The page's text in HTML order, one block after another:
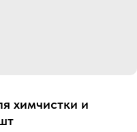
химчистки и